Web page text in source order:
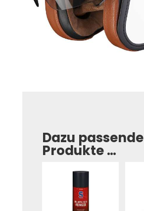
Dazu passende
Produkte …